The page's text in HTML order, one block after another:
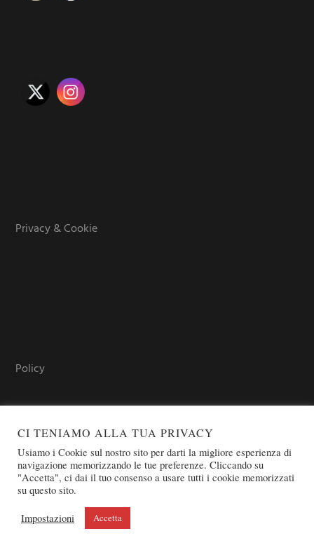
Privacy & Cookie
Policy
JERUSALEM - KNIGHTS OF MALTA - OSJ
CI TENIAMO ALLA TUA PRIVACY
Usiamo i Cookie sul nostro sito per darti la migliore esperienza di
navigazione memorizzando le tue preferenze. Cliccando su
"Accetta", ci dai il tuo consenso a usare tutti i cookie memorizzati
su questo sito.
Impostazioni Accetta